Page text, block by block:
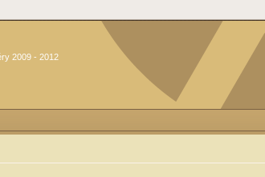
2009 - 2012